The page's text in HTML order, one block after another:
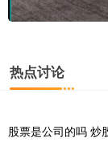
热点讨论
股票是公司的吗 炒